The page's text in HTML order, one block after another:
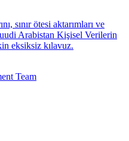
sınır ötesi aktarımları ve
Arabistan Kişisel Verilerin
eksiksiz kılavuz.
Team